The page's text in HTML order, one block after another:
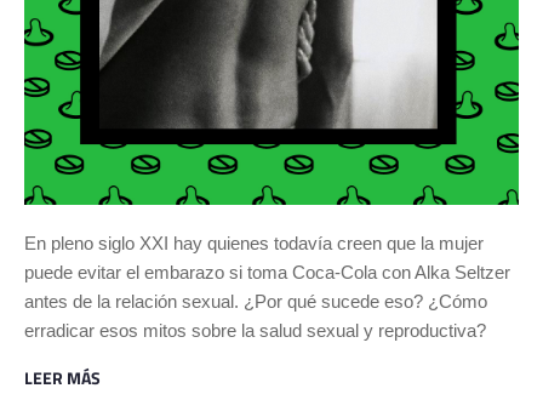
En pleno siglo XXI hay quienes todavía creen que la mujer
puede evitar el embarazo si toma Coca-Cola con Alka Seltzer
antes de la relación sexual. ¿Por qué sucede eso? ¿Cómo
erradicar esos mitos sobre la salud sexual y reproductiva?
LEER MÁS